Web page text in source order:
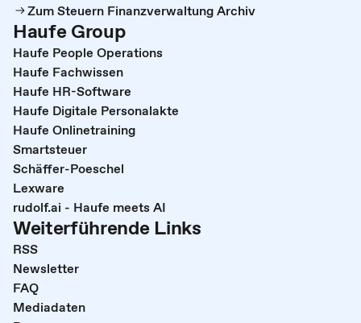
Zum Steuern Finanzverwaltung Archiv
Haufe Group
Haufe People Operations
Haufe Fachwissen
Haufe HR-Software
Haufe Digitale Personalakte
Haufe Onlinetraining
Smartsteuer
Schäffer-Poeschel
Lexware
rudolf.ai - Haufe meets AI
Weiterführende Links
RSS
Newsletter
FAQ
Mediadaten